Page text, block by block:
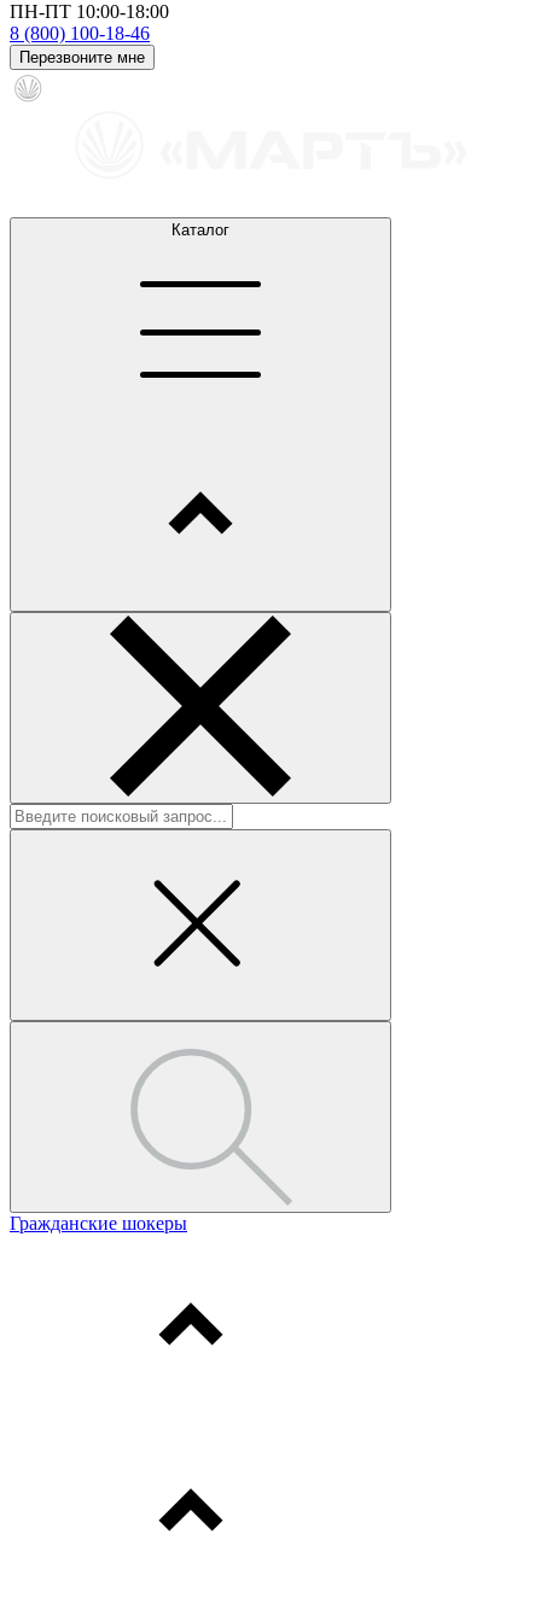
ПН-ПТ 10:00-18:00
8 (800) 100-18-46
Перезвоните мне
Каталог
Гражданские шокеры